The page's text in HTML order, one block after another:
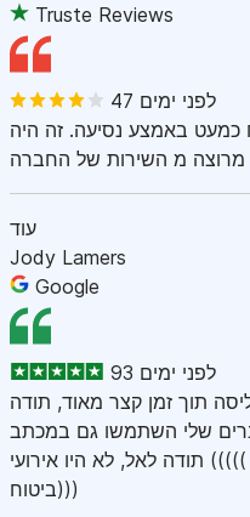
Truste Reviews
47 לפני ימים
כמעט באמצע נסיעה. זה היה
עוד
Jody Lamers
Google
93 לפני ימים
תוך זמן קצר מאוד, תודה
שלי השתמשו גם במכתב
תודה לאל, לא היו אירועי
ביטוח)))